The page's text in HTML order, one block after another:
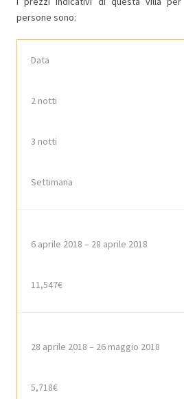
persone sono:
Data
2 notti
3 notti
Settimana
6 aprile 2018 – 28 aprile 2018
11,547€
28 aprile 2018 – 26 maggio 2018
5,718€